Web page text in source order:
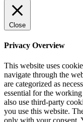
Close
Privacy Overview
This website uses
navigate through the
are categorized as
essential for the
also use third-party
you use this website.
only with your consent.